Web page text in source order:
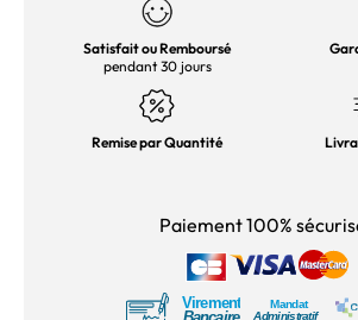
Satisfait ou Remboursé
pendant 30 jours
Remise par Quantité
Paiement 100%